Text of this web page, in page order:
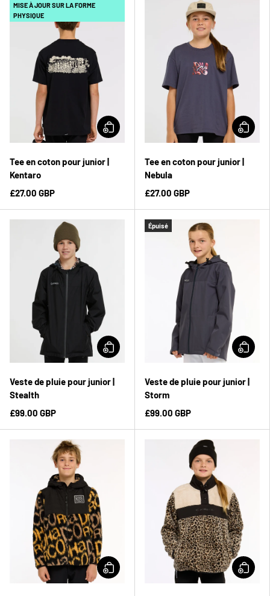
MISE À JOUR SUR LA FORME
PHYSIQUE
Tee en coton pour junior |
Kentaro
£27.00 GBP
Tee en coton pour junior |
Nebula
£27.00 GBP
Veste de pluie pour junior |
Stealth
£99.00 GBP
Épuisé
Veste de pluie pour junior |
Storm
£99.00 GBP